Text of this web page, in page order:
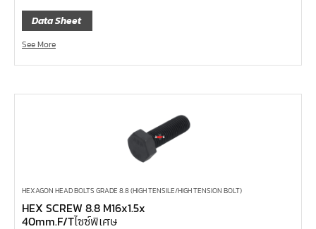
บ๊อกซ์เดือยโผล่ แบน
บ๊อกซ์เดือยโผล่ แฉก โพซี่
เหล็กตอก
เหล็กสกัด
Data Sheet
See More
HEXAGON HEAD BOLTS GRADE 8.8 (HIGH TENSILE/HIGH TENSION BOLT)
HEX SCREW 8.8 M16x1.5x
40mm.F/Tไซซ์พิเศษ